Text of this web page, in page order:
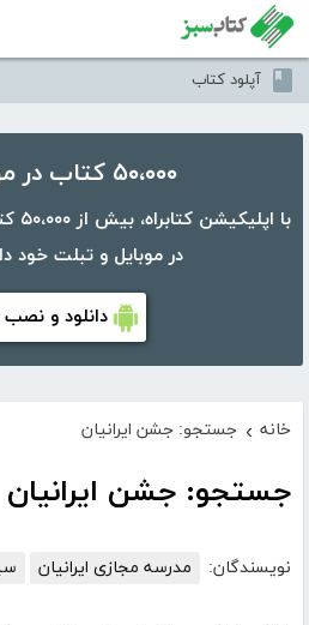
آپلود کتاب
۵۰،۰۰۰ کتاب در موبایل شما
با
در موبایل و تبلت خود
دانلود و نصب
خانه › جستجو: جشن ایرانیان
جستجو: جشن ایرانیان
نویسندگان: مدرسه مجازی ایرانیان